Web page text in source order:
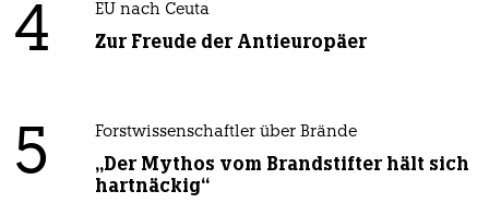
4 EU nach Ceuta
Zur Freude der Antieuropäer
5 Forstwissenschaftler über Brände
„Der Mythos vom Brandstifter hält sich
hartnäckig“